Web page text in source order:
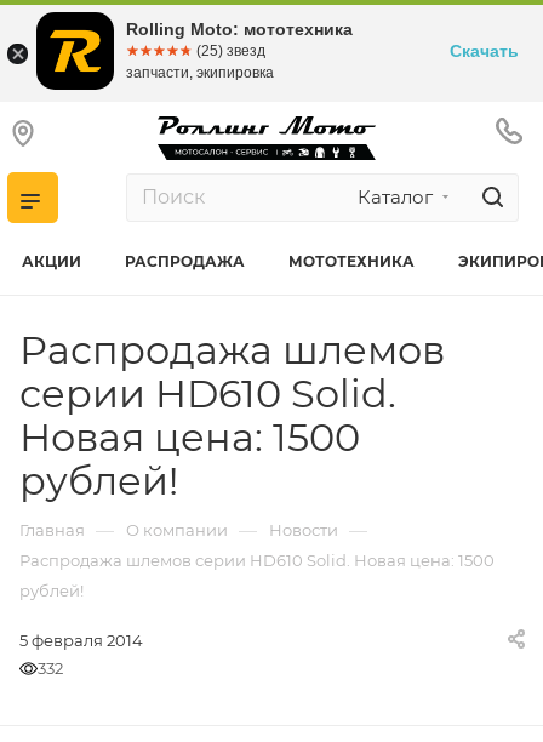
Каталог
АКЦИИ РАСПРОДАЖА МОТОТЕХНИКА
Распродажа шлемов
серии HD610 Solid.
Новая цена: 1500
рублей!
Главная — О компании — Новости —
Распродажа шлемов серии HD610 Solid. Новая цена: 1500
рублей!
5 февраля 2014
332
Rolling Moto: мототехника
☆☆☆☆☆
★★★★★ (25) звезд
запчасти, экипировка
Скачать